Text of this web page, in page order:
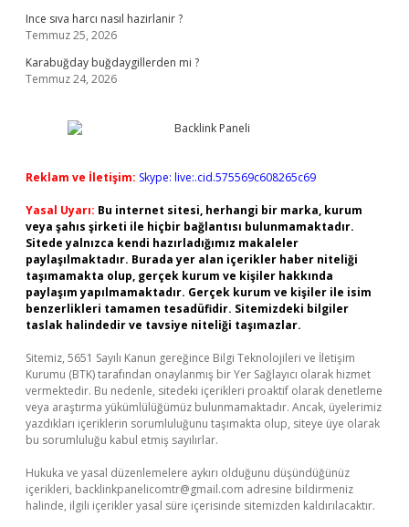
Ince sıva harcı nasıl hazirlanir ?
Temmuz 25, 2026
Karabuğday buğdaygillerden mi ?
Temmuz 24, 2026
Reklam ve İletişim: Skype: live:.cid.575569c608265c69
Yasal Uyarı: Bu internet sitesi, herhangi bir marka, kurum
veya şahıs şirketi ile hiçbir bağlantısı bulunmamaktadır.
Sitede yalnızca kendi hazırladığımız makaleler
paylaşılmaktadır. Burada yer alan içerikler haber niteliği
taşımamakta olup, gerçek kurum ve kişiler hakkında
paylaşım yapılmamaktadır. Gerçek kurum ve kişiler ile isim
benzerlikleri tamamen tesadüfidir. Sitemizdeki bilgiler
taslak halindedir ve tavsiye niteliği taşımazlar.
Sitemiz, 5651 Sayılı Kanun gereğince Bilgi Teknolojileri ve İletişim
Kurumu (BTK) tarafından onaylanmış bir Yer Sağlayıcı olarak hizmet
vermektedir. Bu nedenle, sitedeki içerikleri proaktif olarak denetleme
veya araştırma yükümlülüğümüz bulunmamaktadır. Ancak, üyelerimiz
yazdıkları içeriklerin sorumluluğunu taşımakta olup, siteye üye olarak
bu sorumluluğu kabul etmiş sayılırlar.
Hukuka ve yasal düzenlemelere aykırı olduğunu düşündüğünüz
içerikleri, backlinkpanelicomtr@gmail.com adresine bildirmeniz
halinde, ilgili içerikler yasal süre içerisinde sitemizden kaldırılacaktır.